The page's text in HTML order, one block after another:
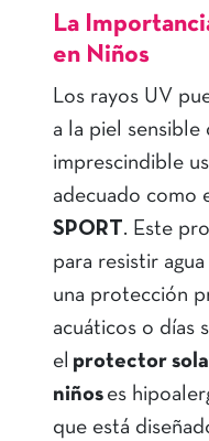
La
en Niños
Los rayos UV
a la piel sensible
imprescindible
adecuado como
SPORT. Este
para resistir
una protección
acuáticos o días
el protector
niños es
que está